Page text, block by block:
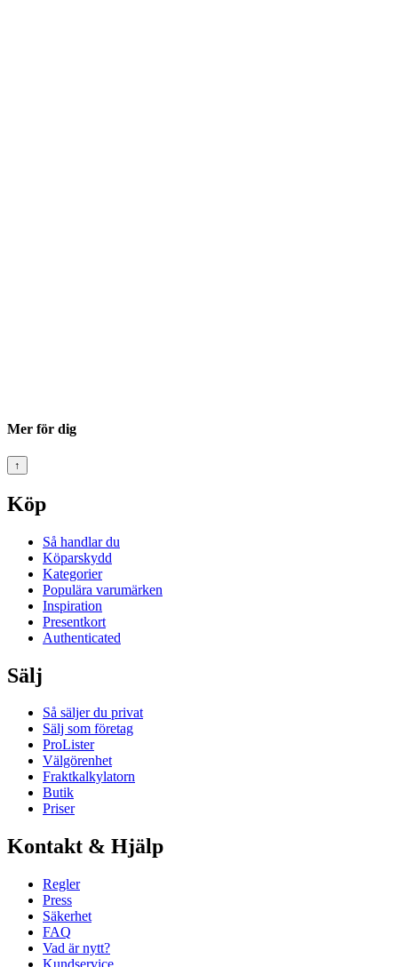
Mer för dig
↑
Köp
Så handlar du
Köparskydd
Kategorier
Populära varumärken
Inspiration
Presentkort
Authenticated
Sälj
Så säljer du privat
Sälj som företag
ProLister
Välgörenhet
Fraktkalkylatorn
Butik
Priser
Kontakt & Hjälp
Regler
Press
Säkerhet
FAQ
Vad är nytt?